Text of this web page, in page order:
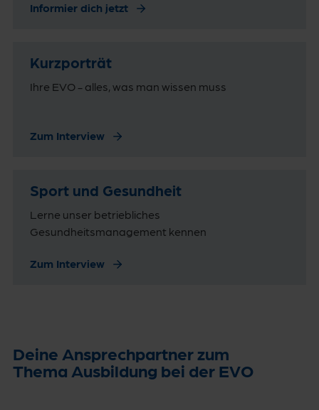
Informier dich jetzt
Kurzporträt
Ihre EVO - alles, was man wissen muss
Zum Interview
Sport und Gesundheit
Lerne unser betriebliches
Gesundheitsmanagement kennen
Zum Interview
Deine Ansprechpartner zum
Thema Ausbildung bei der EVO